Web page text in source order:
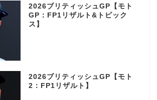
2026ブリティッシュGP【モト
GP：FP1リザルト&トピック
ス】
2026ブリティッシュGP【モト
2：FP1リザルト】